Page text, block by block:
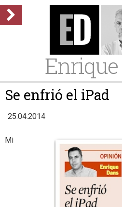
Enrique
Se enfrió el iPad
25.04.2014
Mi